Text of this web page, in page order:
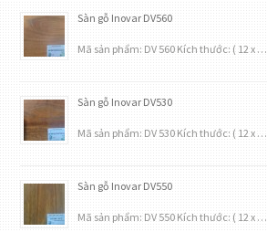
Sàn gỗ Inovar DV560
Mã sản phẩm: DV 560 Kích thước: ( 12 x …
Sàn gỗ Inovar DV530
Mã sản phẩm: DV 530 Kích thước: ( 12 x …
Sàn gỗ Inovar DV550
Mã sản phẩm: DV 550 Kích thước: ( 12 x …